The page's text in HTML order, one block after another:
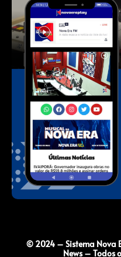
© 2024 – Sistema Nova
News – Todos